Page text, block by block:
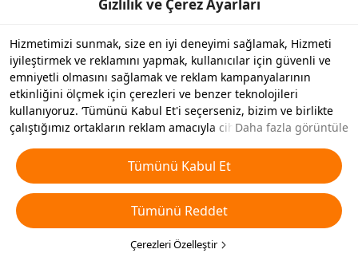
Gizlilik ve Çerez Ayarları
Hizmetimizi sunmak, size en iyi deneyimi sağlamak, Hizmeti
iyileştirmek ve reklamını yapmak, kullanıcılar için güvenli ve
emniyetli olmasını sağlamak ve reklam kampanyalarının
etkinliğini ölçmek için çerezleri ve benzer teknolojileri
kullanıyoruz. ‘Tümünü Kabul Et'i seçerseniz, bizim ve birlikte
çalıştığımız ortakların reklam amacıyla cihazınızda çerezleri ve
Ayrıca, temel olmayan çerezlerin ’Tümünü Reddedebilir' veya
aşağıdaki ’Çerezleri Özelleştir'i tıklayarak veya gizlilik
ayarlarınızda istediğiniz zaman hangi çerez türlerini kabul
etmek veya devre dışı bırakmak istediğinizi seçebilirsiniz. Daha
fazla detay içinÇerezler ve Benzer Teknolojiler Politikamıza
Daha fazla görüntüle
Tümünü Kabul Et
Tümünü Reddet
Çerezleri Özelleştir